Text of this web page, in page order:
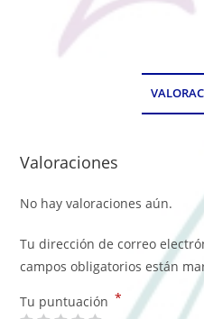
Valoraciones
No hay valoraciones aún.
Tu dirección de correo
campos obligatorios están
Tu puntuación *